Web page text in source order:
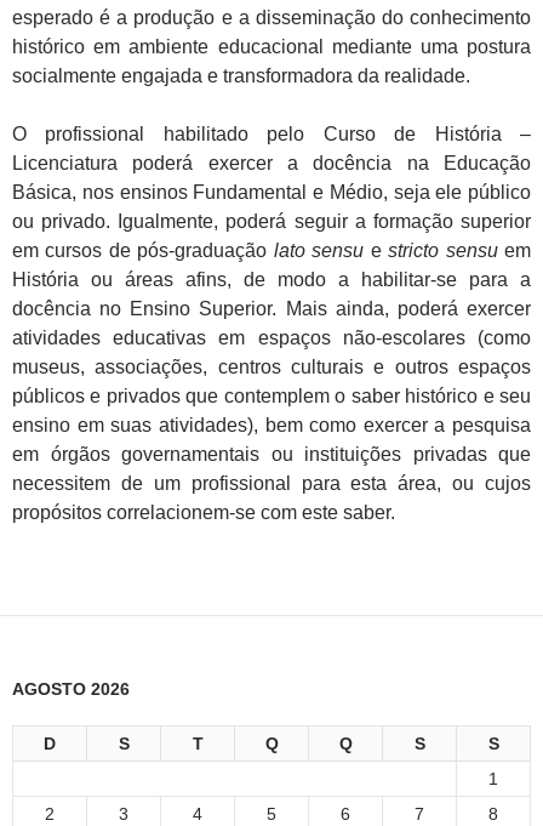
esperado é a produção e a disseminação do conhecimento
histórico em ambiente educacional mediante uma postura
socialmente engajada e transformadora da realidade.
O profissional habilitado pelo Curso de História –
Licenciatura poderá exercer a docência na Educação
Básica, nos ensinos Fundamental e Médio, seja ele público
ou privado. Igualmente, poderá seguir a formação superior
em cursos de pós-graduação lato sensu estricto sensuem
História ou áreas afins, de modo a habilitar-se para a
docência no Ensino Superior. Mais ainda, poderá exercer
atividades educativas em espaços não-escolares (como
museus, associações, centros culturais e outros espaços
públicos e privados que contemplem o saber histórico e seu
ensino em suas atividades), bem como exercer a pesquisa
em órgãos governamentais ou instituições privadas que
necessitem de um profissional para esta área, ou cujos
propósitos correlacionem-se com este saber.
AGOSTO 2026
D S T Q Q S
S
1
2
3 4 5 6 7 8